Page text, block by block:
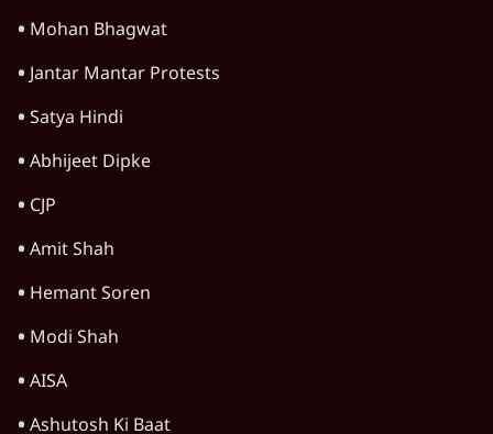
Mohan Bhagwat
Jantar Mantar Protests
Satya Hindi
Abhijeet Dipke
CJP
Amit Shah
Hemant Soren
Modi Shah
AISA
Ashutosh Ki Baat